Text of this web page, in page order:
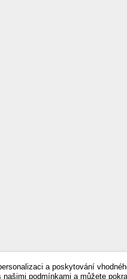
a poskytování
našimi podmínkami a můžete